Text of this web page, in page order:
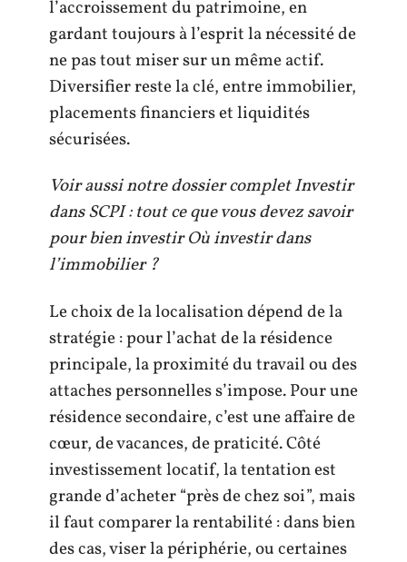
l’accroissement du patrimoine, en
gardant toujours à l’esprit la nécessité de
ne pas tout miser sur un même actif.
Diversifier reste la clé, entre immobilier,
placements financiers et liquidités
sécurisées.
Voir aussi notre dossier complet Investir
dans SCPI : tout ce que vous devez savoir
pour bien investir Où investir dans
l’immobilier ?
Le choix de la localisation dépend de la
stratégie : pour l’achat de la résidence
principale, la proximité du travail ou des
attaches personnelles s’impose. Pour une
résidence secondaire, c’est une affaire de
cœur, de vacances, de praticité. Côté
investissement locatif, la tentation est
grande d’acheter “près de chez soi”, mais
il faut comparer la rentabilité : dans bien
des cas, viser la périphérie, ou certaines